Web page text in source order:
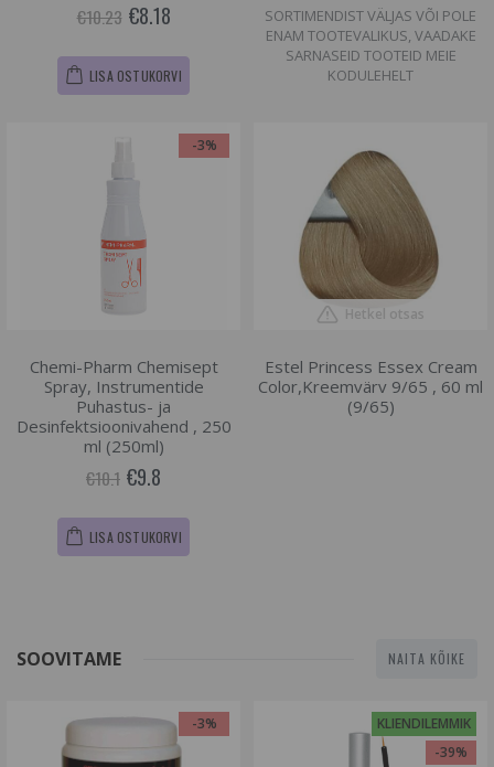
€10.23 €8.18
LISA OSTUKORVI
SORTIMENDIST VÄLJAS VÕI POLE
ENAM TOOTEVALIKUS, VAADAKE
SARNASEID TOOTEID MEIE
KODULEHELT
-3%
Chemi-Pharm Chemisept
Spray, Instrumentide
Puhastus- ja
Desinfektsioonivahend , 250
ml (250ml)
€10.1 €9.8
LISA OSTUKORVI
Hetkel otsas
Estel Princess Essex Cream
Color,Kreemvärv 9/65 , 60 ml
(9/65)
SOOVITAME NAITA KÕIKE
-3%
KLIENDILEMMIK
-39%